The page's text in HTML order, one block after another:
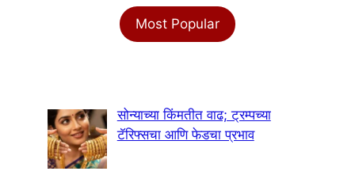
Most Popular
सोन्याच्या किंमतीत वाढ; ट्रम्पच्या
टॅरिफ्सचा आणि फेडचा प्रभाव